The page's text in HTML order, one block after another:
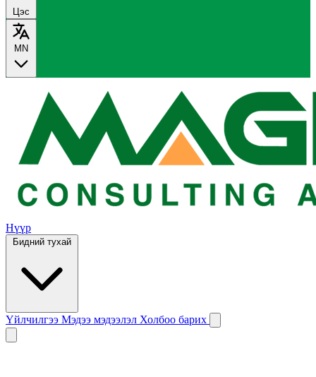
Цэс
MN
Нүүр
Бидний тухай
Үйлчилгээ Мэдээ мэдээлэл Холбоо барих